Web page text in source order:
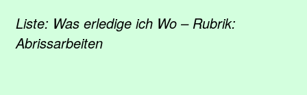
Liste: Was erledige ich Wo – Rubrik:
Abrissarbeiten